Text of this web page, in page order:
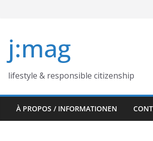
j:mag
lifestyle & responsible citizenship
À PROPOS / INFORMATIONEN